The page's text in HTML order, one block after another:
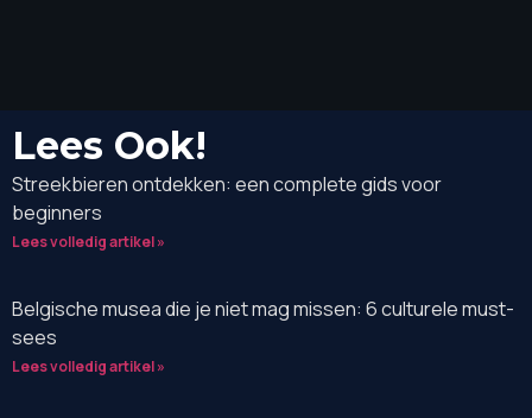
Lees Ook!
Streekbieren ontdekken: een complete gids voor
beginners
Lees volledig artikel »
Belgische musea die je niet mag missen: 6 culturele must-
sees
Lees volledig artikel »